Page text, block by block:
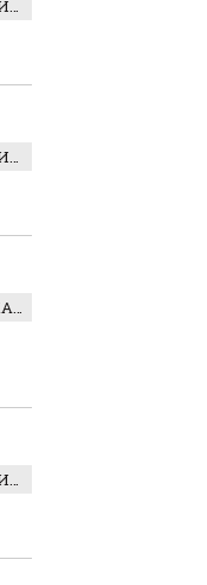
ГЛУХОЙ АКТЕР АЛЕКСАНДР СИДЕЛЬНИКОВ: «С НАСЛАЖДЕНИЕМ ИГРАЛ ОТРИЦАТЕЛЬНОГО ГЕРОЯ!»
ГЛУХОЙ АКТЕР АЛЕКСАНДР СИДЕЛЬНИКОВ: «С НАСЛАЖДЕНИЕМ ИГРАЛ ОТРИЦАТЕЛЬНОГО ГЕРОЯ!»
СЕРДЦЕ ПАЦИЕНТА, КОТОРОГО ПЕРЕЕХАЛ ТРАКТОР, ОБНАРУЖИЛИ… В ЖИВОТЕ
ГЛУХОЙ АКТЕР АЛЕКСАНДР СИДЕЛЬНИКОВ: «С НАСЛАЖДЕНИЕМ ИГРАЛ ОТРИЦАТЕЛЬНОГО ГЕРОЯ!»